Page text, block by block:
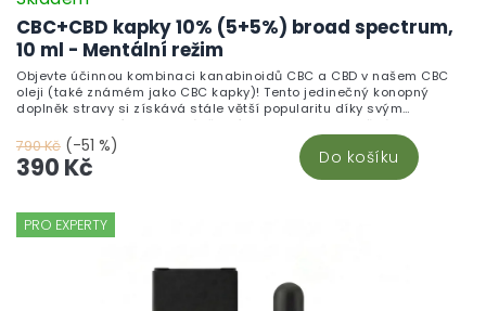
CBC+CBD kapky 10% (5+5%) broad spectrum,
10 ml - Mentální režim
790 Kč (-51 %)
390 Kč Do košíku
Objevte účinnou kombinaci kanabinoidů CBC a CBD v našem CBC
oleji (také známém jako CBC kapky)! Tento jedinečný konopný
doplněk stravy si získává stále větší popularitu díky svým
neuroprotektivním a protizánětlivým vlastnostem. Každá kapka
obsahuje 2 mg CBC a 2 mg CBD. Jaké jsou výhody této synergické
kombinace CBC a CBD oleje?
PRO EXPERTY